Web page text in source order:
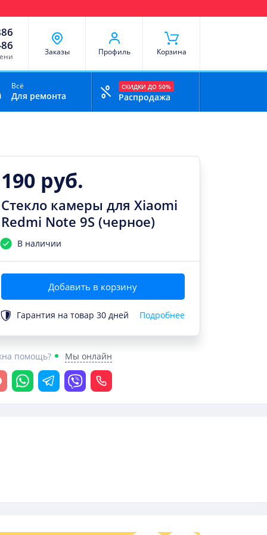
Заказы Профиль Корзина
Всё
Для ремонта
СКИДКИ ДО 50%
Распродажа
190 руб.
Стекло камеры для Xiaomi
Redmi Note 9S (черное)
В наличии
Добавить в корзину
Гарантия на товар 30 дней Подробнее
помощь? Мы онлайн
чат
WhatsappTelegramViber Позвонить